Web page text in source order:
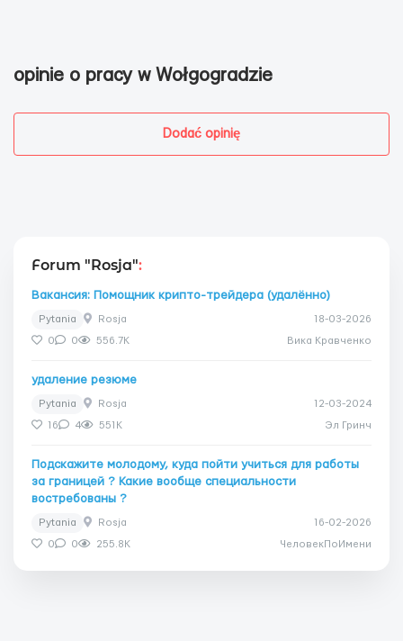
opinie o pracy w Wołgogradzie
Dodać opinię
Forum "Rosja":
Вакансия: Помощник крипто-трейдера (удалённо)
Pytania Rosja 18-03-2026
0 0 556.7K Вика Кравченко
удаление резюме
Pytania Rosja 12-03-2024
16 4 551K Эл Гринч
Подскажите молодому, куда пойти учиться для работы
за границей ? Какие вообще специальности
востребованы ?
Pytania Rosja 16-02-2026
0 0 255.8K ЧеловекПоИмени